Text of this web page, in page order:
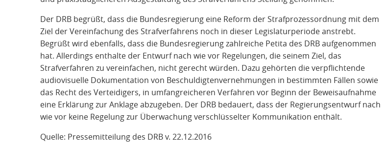
Der DRB begrüßt, dass die Bundesregierung eine Reform der Strafprozessordnung mit dem
Ziel der Vereinfachung des Strafverfahrens noch in dieser Legislaturperiode anstrebt.
Begrüßt wird ebenfalls, dass die Bundesregierung zahlreiche Petita des DRB aufgenommen
hat. Allerdings enthalte der Entwurf nach wie vor Regelungen, die seinem Ziel, das
Strafverfahren zu vereinfachen, nicht gerecht würden. Dazu gehörten die verpflichtende
audiovisuelle Dokumentation von Beschuldigtenvernehmungen in bestimmten Fällen sowie
das Recht des Verteidigers, in umfangreicheren Verfahren vor Beginn der Beweisaufnahme
eine Erklärung zur Anklage abzugeben. Der DRB bedauert, dass der Regierungsentwurf nach
wie vor keine Regelung zur Überwachung verschlüsselter Kommunikation enthält.
Quelle: Pressemitteilung des DRB v. 22.12.2016